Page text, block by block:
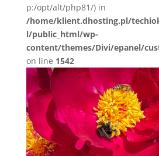
p:/opt/alt/php81/) in
/home/klient.dhosting.pl/
l/public_html/wp-
content/themes/Divi/epanel/
on line 1542